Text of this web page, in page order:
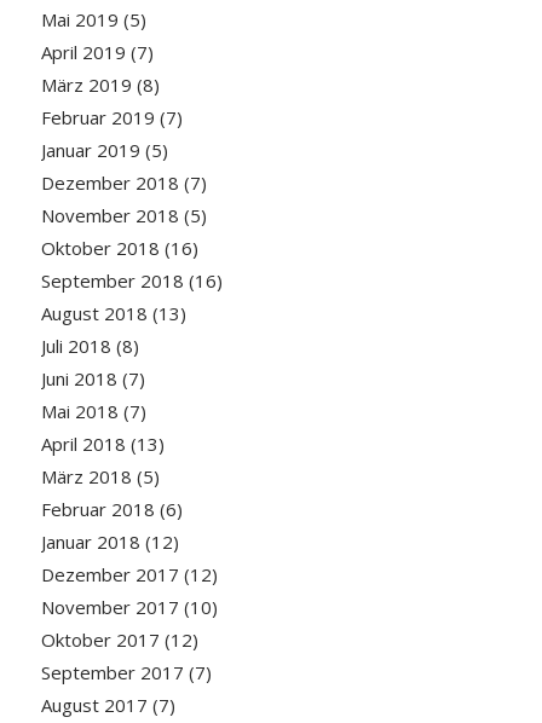
Mai 2019 (5)
April 2019 (7)
März 2019 (8)
Februar 2019 (7)
Januar 2019 (5)
Dezember 2018 (7)
November 2018 (5)
Oktober 2018 (16)
September 2018 (16)
August 2018 (13)
Juli 2018 (8)
Juni 2018 (7)
Mai 2018 (7)
April 2018 (13)
März 2018 (5)
Februar 2018 (6)
Januar 2018 (12)
Dezember 2017 (12)
November 2017 (10)
Oktober 2017 (12)
September 2017 (7)
August 2017 (7)